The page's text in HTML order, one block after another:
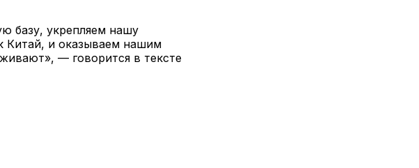
базу, укрепляем нашу
Китай, и оказываем нашим
— говорится в тексте